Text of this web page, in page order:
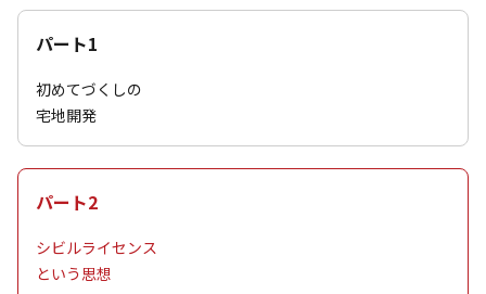
パート1
初めてづくしの
宅地開発
パート2
シビルライセンス
という思想